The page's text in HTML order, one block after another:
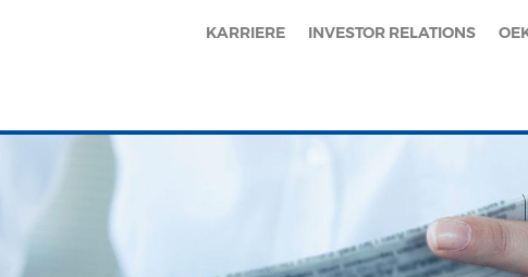
KARRIERE INVESTOR RELATIONS